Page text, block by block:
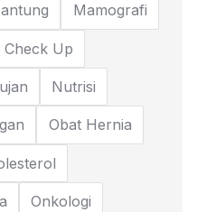
Mamografi
Check Up
Nutrisi
Obat Hernia
Onkologi